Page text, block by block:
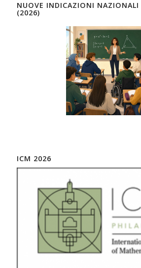
NUOVE INDICAZIONI NAZIONALI
(2026)
ICM 2026